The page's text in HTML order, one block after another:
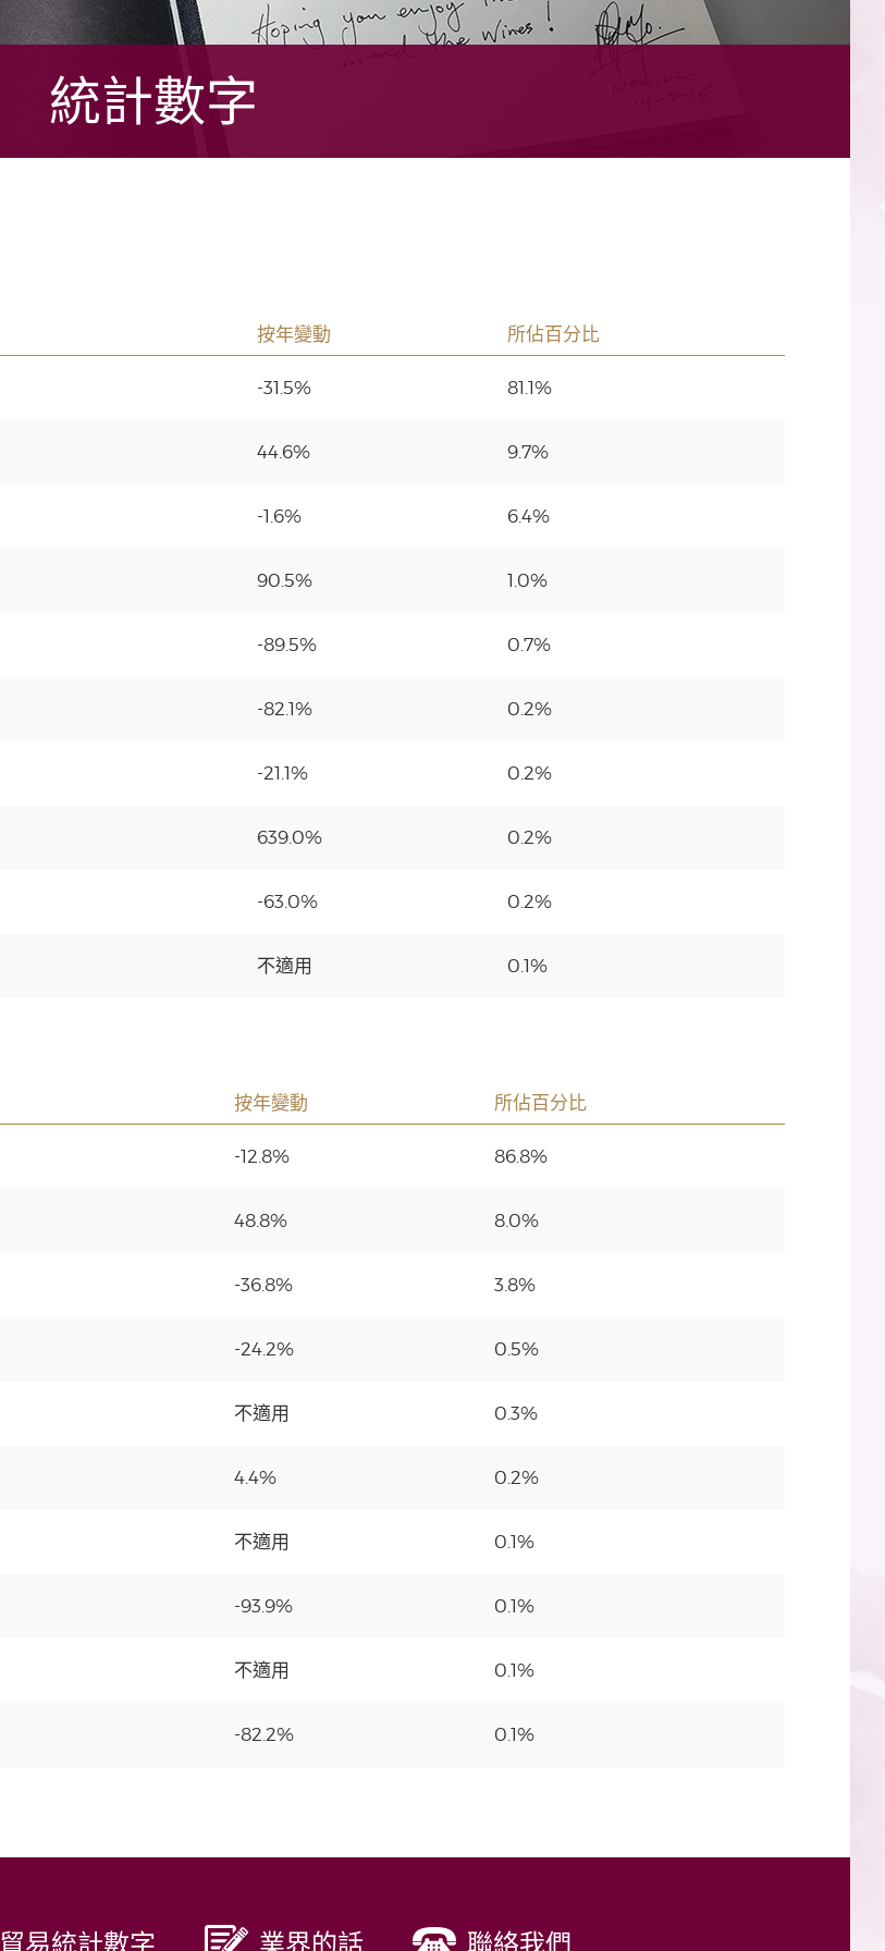
統計數字
按年變動 所佔百分比
-31.5% 81.1%
44.6% 9.7%
-1.6% 6.4%
90.5% 1.0%
-89.5% 0.7%
-82.1% 0.2%
-21.1% 0.2%
639.0% 0.2%
-63.0% 0.2%
不適用 0.1%
按年變動 所佔百分比
-12.8% 86.8%
48.8% 8.0%
-36.8% 3.8%
-24.2% 0.5%
不適用 0.3%
4.4% 0.2%
不適用 0.1%
-93.9% 0.1%
不適用 0.1%
-82.2% 0.1%
貿易統計數字 業界的話 聯絡我們